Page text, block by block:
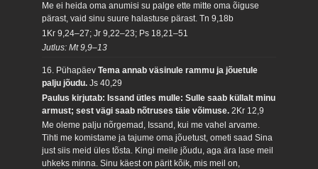
Me ei heida oma anumisi su palge ette mitte oma õiguse
pärast, vaid sinu suure halastuse pärast.Tn 9,18b
1Kr 9,24–27; Jr 9,22–23; Ps 18,21–51
Jutlus: Mt 9,9–13
16. PühapäevTema annab väsinule rammu ja jõuetule
palju jõudu.Js 40,29
Paulus kirjutab: Issand ütles mulle: Sulle saab küllalt minu
armust; sest vägi saab nõtruses täie võimuse.2Kr 12,9
Me oleme palju nõrgemad, Issand, kui me vahel arvame.
Tihti me komistame ja tajume oma jõuetust, ometi saad Sina
just siis meid üles tõsta. Kingi meile jõudu, aga ära lase meil
uhkeks minna. Sinu käest on pärit kõik, mis meil on,